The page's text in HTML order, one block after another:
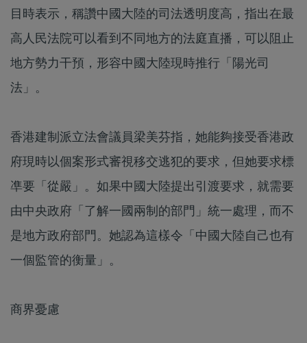
目時表示，稱讚中國大陸的司法透明度高，指出在最
高人民法院可以看到不同地方的法庭直播，可以阻止
地方勢力干預，形容中國大陸現時推行「陽光司
法」。
香港建制派立法會議員梁美芬指，她能夠接受香港政
府現時以個案形式審視移交逃犯的要求，但她要求標
凖要「從嚴」。如果中國大陸提出引渡要求，就需要
由中央政府「了解一國兩制的部門」統一處理，而不
是地方政府部門。她認為這樣令「中國大陸自己也有
一個監管的衡量」。
商界憂慮